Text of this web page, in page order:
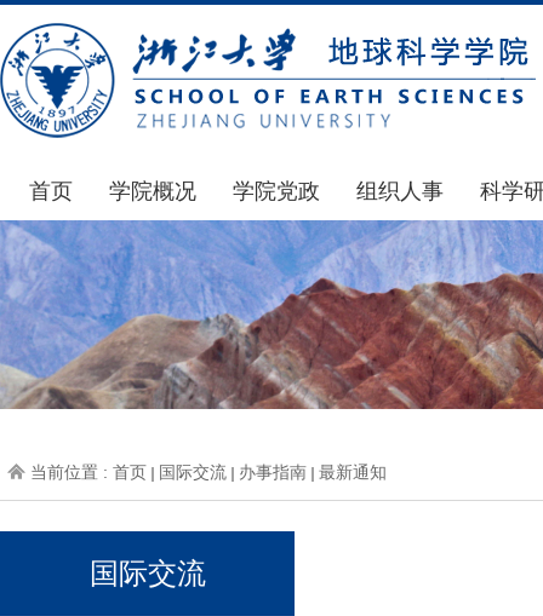
首页 学院概况
学院简介
发展简史
组织机构
师资力量
学院党政
通知公告
学院发文
党委会议纪要
党政联席会议纪要
人力资源会议纪要
办事指南
组织人事
通知公告
博士后管理
人才招聘
年度考核
职称晋升
下载专区
科学
国家
科研
通知
科研
地科
当前位置 : 首页 国际交流 办事指南 最新通知
国际交流